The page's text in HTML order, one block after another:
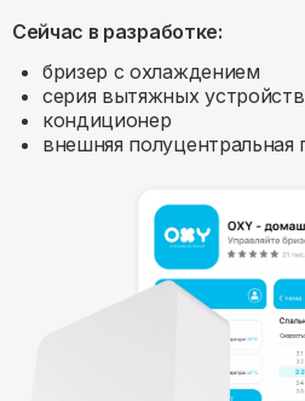
Сейчас в разработке:
бризер с охлаждением
серия вытяжных устройств
кондиционер
внешняя полуцентральная